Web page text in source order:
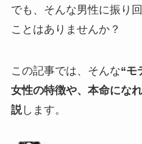
でも、そんな男性に振り
ことはありませんか？
この記事では、そんな“モ
女性の特徴や、本命にな
説します。